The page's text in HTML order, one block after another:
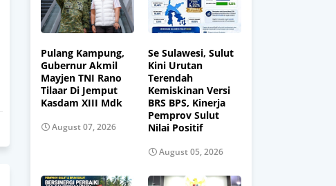
Pulang Kampung,
Gubernur Akmil
Mayjen TNI Rano
Tilaar Di Jemput
Kasdam XIII Mdk
August 07, 2026
Se Sulawesi, Sulut
Kini Urutan
Terendah
Kemiskinan Versi
BRS BPS, Kinerja
Pemprov Sulut
Nilai Positif
August 05, 2026